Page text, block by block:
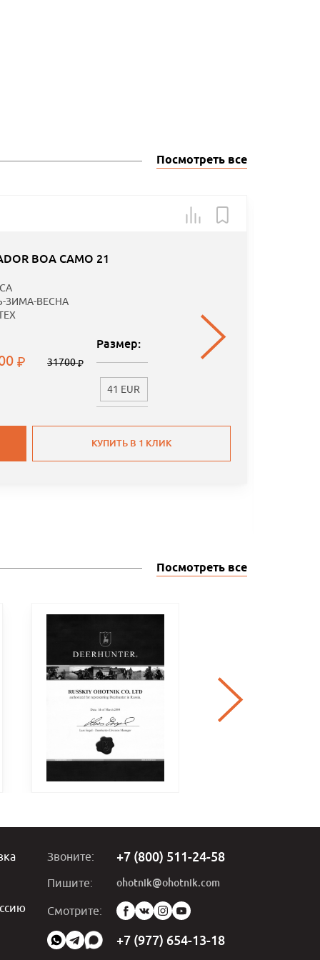
Посмотреть все
BOA CAMO 21
ЗИМА-ВЕСНА
31700
Размер:
41 EUR
КУПИТЬ В 1 КЛИК
Посмотреть все
Звоните: +7 (800) 511-24-58
Пишите: ohotnik@ohotnik.com
Смотрите:
Мы
в
социальных
сетях:
+7 (977) 654-13-18